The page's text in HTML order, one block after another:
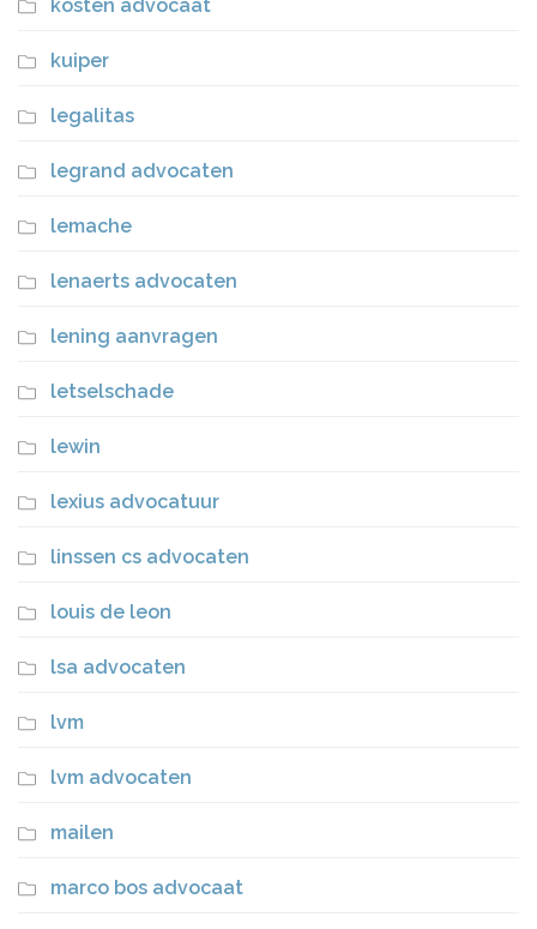
kosten advocaat
kuiper
legalitas
legrand advocaten
lemache
lenaerts advocaten
lening aanvragen
letselschade
lewin
lexius advocatuur
linssen cs advocaten
louis de leon
lsa advocaten
lvm
lvm advocaten
mailen
marco bos advocaat